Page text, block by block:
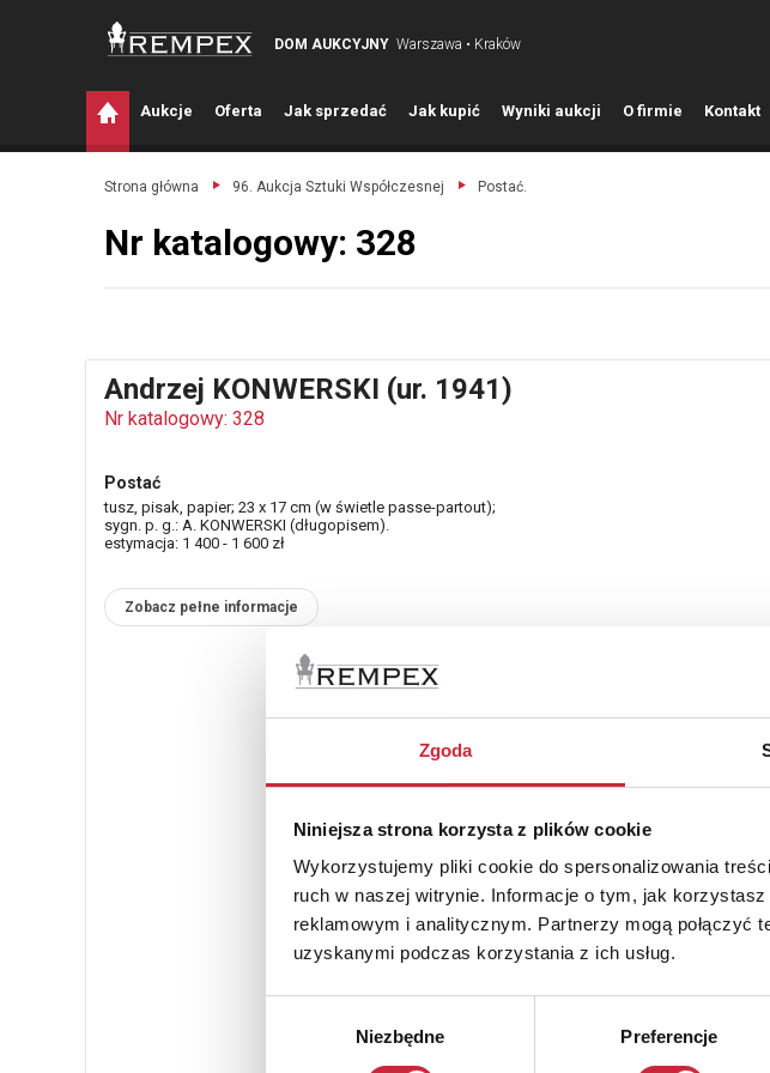
Zgoda
Niniejsza strona korzysta z plików cookie
Wykorzystujemy pliki cookie do spersonalizowania
ruch w naszej witrynie. Informacje o tym, jak
reklamowym i analitycznym. Partnerzy mogą połączyć
uzyskanymi podczas korzystania z ich usług.
Niezbędne Preferencje
DOM AUKCYJNY Warszawa • Kraków
Aukcje Oferta Jak sprzedać Jak kupić Wyniki aukcji O firmie Kontakt
Strona główna 96. Aukcja Sztuki Współczesnej Postać.
Nr katalogowy: 328
Andrzej KONWERSKI (ur. 1941)
Nr katalogowy: 328
Postać
tusz, pisak, papier; 23 x 17 cm (w świetle passe-partout);
sygn. p. g.: A. KONWERSKI (długopisem).
estymacja: 1 400 - 1 600 zł
Zobacz pełne informacje